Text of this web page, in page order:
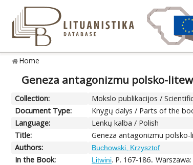
Home
Geneza antagonizmu polsko-
Collection:
Mokslo publikacijos /
Document Type:
Knygų dalys / Parts of the
Language:
Lenkų kalba / Polish
Title:
Geneza antagonizmu polsko-
Authors:
Buchowski, Krzysztof
In the Book: Litwini. P. 167-186..